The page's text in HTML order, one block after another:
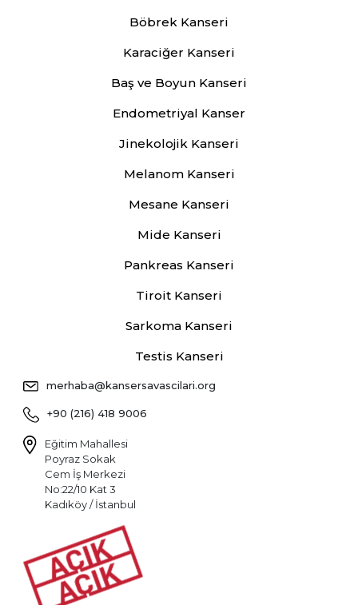
Böbrek Kanseri
Karaciğer Kanseri
Baş ve Boyun Kanseri
Endometriyal Kanser
Jinekolojik Kanseri
Melanom Kanseri
Mesane Kanseri
Mide Kanseri
Pankreas Kanseri
Tiroit Kanseri
Sarkoma Kanseri
Testis Kanseri
merhaba@kansersavascilari.org
+90 (216) 418 9006
Eğitim Mahallesi
Poyraz Sokak
Cem İş Merkezi
No:22/10 Kat 3
Kadıköy / İstanbul